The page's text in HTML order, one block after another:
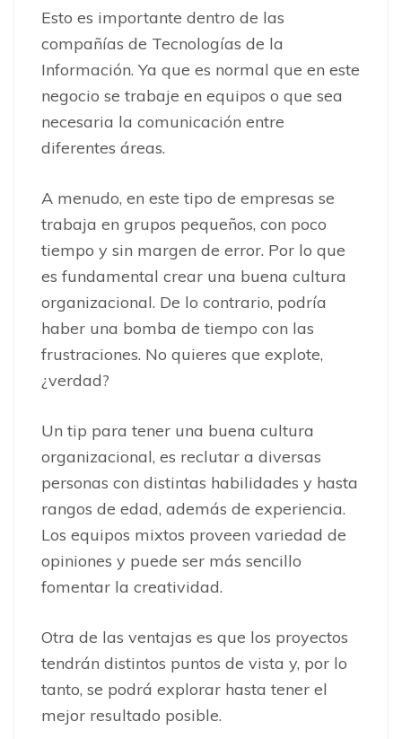
Esto es importante dentro de las
compañías de Tecnologías de la
Información. Ya que es normal que en este
negocio se trabaje en equipos o que sea
necesaria la comunicación entre
diferentes áreas.
A menudo, en este tipo de empresas se
trabaja en grupos pequeños, con poco
tiempo y sin margen de error. Por lo que
es fundamental crear una buena cultura
organizacional. De lo contrario, podría
haber una bomba de tiempo con las
frustraciones. No quieres que explote,
¿verdad?
Un tip para tener una buena cultura
organizacional, es reclutar a diversas
personas con distintas habilidades y hasta
rangos de edad, además de experiencia.
Los equipos mixtos proveen variedad de
opiniones y puede ser más sencillo
fomentar la creatividad.
Otra de las ventajas es que los proyectos
tendrán distintos puntos de vista y, por lo
tanto, se podrá explorar hasta tener el
mejor resultado posible.